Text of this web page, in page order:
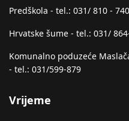
Predškola - tel.: 031/ 810 - 740
Hrvatske šume - tel.: 031/
Komunalno poduzeće
- tel.: 031/599-879
Vrijeme